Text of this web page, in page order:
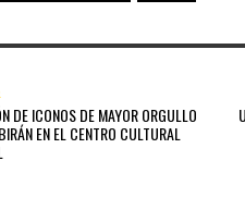
DE ICONOS DE MAYOR ORGULLO
EN EL CENTRO CULTURAL